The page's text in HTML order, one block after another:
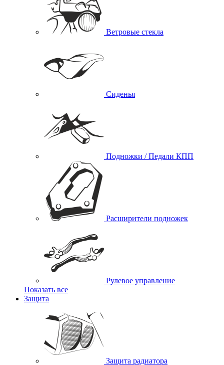
Ветровые стекла
Сиденья
Подножки / Педали КПП
Расширители подножек
Рулевое управление
Показать все
Защита
Защита радиатора